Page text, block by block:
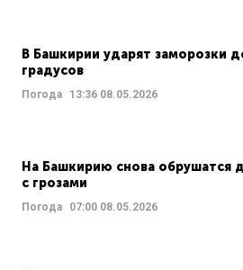
В Башкирии ударят заморозки
градусов
Погода 13:36 08.05.2026
На Башкирию снова обрушатся
с грозами
Погода 07:00 08.05.2026